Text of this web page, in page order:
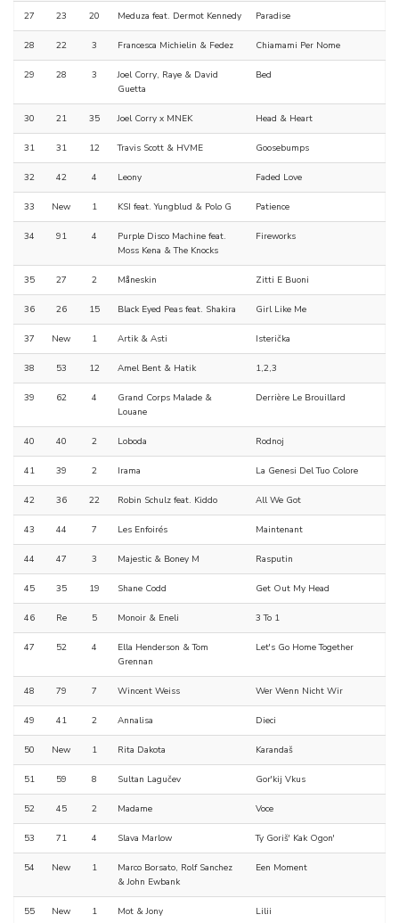
27 23 20 Meduza feat. Dermot Kennedy Paradise
28 22 3 Francesca Michielin & Fedez Chiamami Per Nome
29 28 3
Joel Corry, Raye & David
Guetta
Bed
30 21 35 Joel Corry x MNEK Head & Heart
31 31 12 Travis Scott & HVME Goosebumps
32 42 4 Leony Faded Love
33 New 1 KSI feat. Yungblud & Polo G Patience
34 91 4
Purple Disco Machine feat.
Moss Kena & The Knocks
Fireworks
35 27 2 Måneskin Zitti E Buoni
36 26 15 Black Eyed Peas feat. Shakira Girl Like Me
37 New 1 Artik & Asti Isterička
38 53 12 Amel Bent & Hatik 1,2,3
39 62 4
Grand Corps Malade &
Louane
Derrière Le Brouillard
40 40 2 Loboda Rodnoj
41 39 2 Irama La Genesi Del Tuo Colore
42 36 22 Robin Schulz feat. Kiddo All We Got
43 44 7 Les Enfoirés Maintenant
44 47 3 Majestic & Boney M Rasputin
45 35 19 Shane Codd Get Out My Head
46 Re 5 Monoir & Eneli 3 To 1
47 52 4
Ella Henderson & Tom
Grennan
Let's Go Home Together
48 79 7 Wincent Weiss Wer Wenn Nicht Wir
49 41 2 Annalisa Dieci
50 New 1 Rita Dakota Karandaš
51 59 8 Sultan Lagučev Gor'kij Vkus
52 45 2 Madame Voce
53 71 4 Slava Marlow Ty Goriš' Kak Ogon'
54 New 1
Marco Borsato, Rolf Sanchez
& John Ewbank
Een Moment
55 New 1 Mot & Jony Lilii